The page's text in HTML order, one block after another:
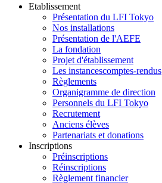
Etablissement
Présentation du LFI Tokyo
Nos installations
Présentation de l'AEFE
La fondation
Projet d'établissement
Les instancescomptes-rendus
Règlements
Organigramme de direction
Personnels du LFI Tokyo
Recrutement
Anciens élèves
Partenariats et donations
Inscriptions
Préinscriptions
Réinscriptions
Règlement financier